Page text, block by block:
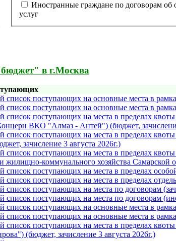
Иностранные граждане по договорам об
услуг
в г.Москва
список поступающих на основные места в
список поступающих на основные места в
список поступающих на места в пределах
ВКО "Алмаз - Антей") (бюджет,
список поступающих на места в пределах
зачислениe 3 августа 2026г.)
список поступающих на места в пределах
жилищно-коммунального хозяйства Самарской
список поступающих на места в пределах
список поступающих на места в пределах
список поступающих на места по договорам
список поступающих на места по договорам
список поступающих на основные места в
список поступающих на основные места в
список поступающих на места в пределах
(бюджет, зачислениe 3 августа 2026г.)